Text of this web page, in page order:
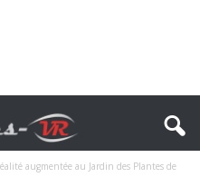
augmentée au Jardin des Plantes de